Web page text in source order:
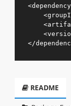
<dependency
<
<
<
</
README